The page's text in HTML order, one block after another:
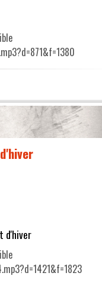
d'hiver